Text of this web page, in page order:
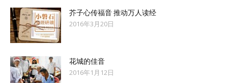
芥子心传福音 推动万人读经
2016年3月20日
花城的佳音
2016年1月12日